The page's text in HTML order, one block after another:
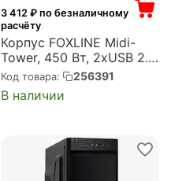
3 412 ₽ по безналичному
расчёту
Корпус FOXLINE Midi-
Tower, 450 Вт, 2xUSB 2.0,
1xUSB 3.0, чёрный (FL-
816-FZ450R-U31)
Код товара: 256391
В наличии